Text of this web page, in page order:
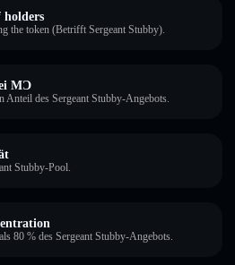
the token (Betrifft Sergeant Stubby).
MƆ
Anteil des Sergeant Stubby-Angebots.
Stubby-Pool.
80 % des Sergeant Stubby-Angebots.